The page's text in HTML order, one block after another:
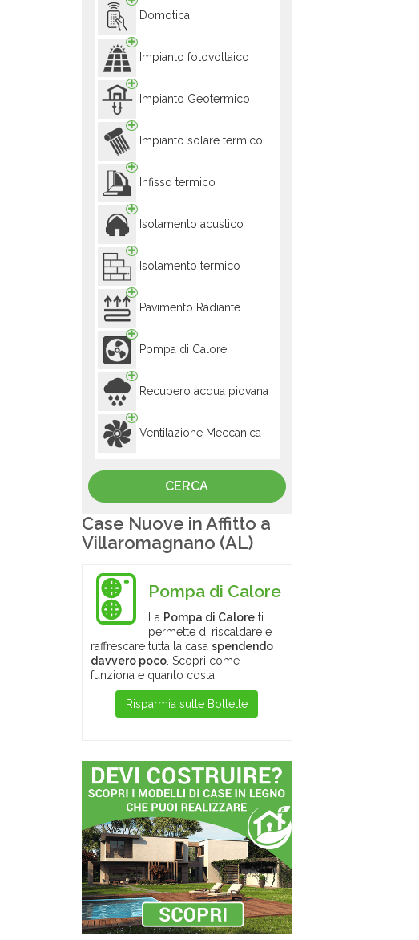
Domotica
Impianto fotovoltaico
Impianto Geotermico
Impianto solare termico
Infisso termico
Isolamento acustico
Isolamento termico
Pavimento Radiante
Pompa di Calore
Recupero acqua piovana
Ventilazione Meccanica
Case Nuove in Affitto a
Villaromagnano (AL)
Pompa di Calore
La Pompa di Calore ti
permette di riscaldare e
raffrescare tutta la casa spendendo
davvero poco. Scopri come
funziona e quanto costa!
Risparmia sulle Bollette